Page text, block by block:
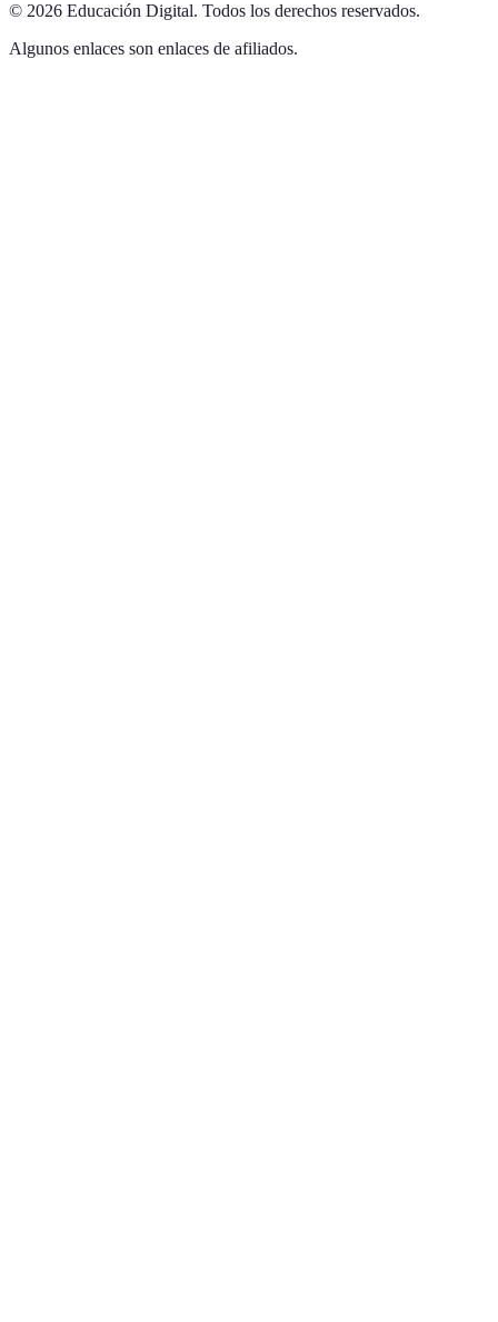
© 2026 Educación Digital. Todos los derechos reservados.
Algunos enlaces son enlaces de afiliados.